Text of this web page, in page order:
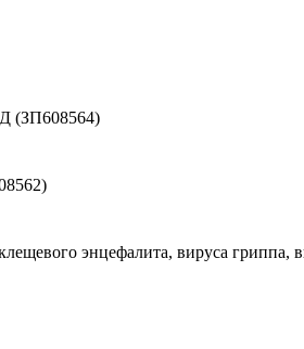
(ЗП608564)
энцефалита, вируса